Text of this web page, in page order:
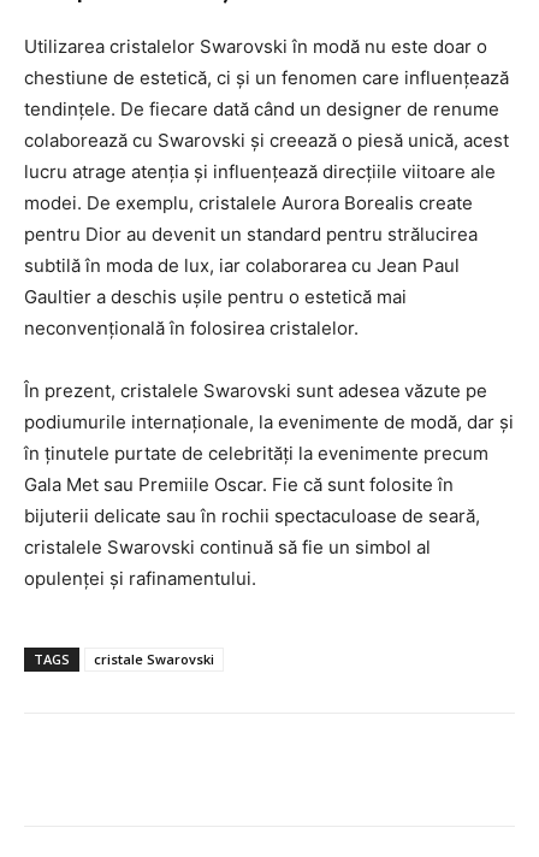
Utilizarea cristalelor Swarovski în modă nu este doar o
chestiune de estetică, ci și un fenomen care influențează
tendințele. De fiecare dată când un designer de renume
colaborează cu Swarovski și creează o piesă unică, acest
lucru atrage atenția și influențează direcțiile viitoare ale
modei. De exemplu, cristalele Aurora Borealis create
pentru Dior au devenit un standard pentru strălucirea
subtilă în moda de lux, iar colaborarea cu Jean Paul
Gaultier a deschis ușile pentru o estetică mai
neconvențională în folosirea cristalelor.
În prezent, cristalele Swarovski sunt adesea văzute pe
podiumurile internaționale, la evenimente de modă, dar și
în ținutele purtate de celebrități la evenimente precum
Gala Met sau Premiile Oscar. Fie că sunt folosite în
bijuterii delicate sau în rochii spectaculoase de seară,
cristalele Swarovski continuă să fie un simbol al
opulenței și rafinamentului.
TAGS cristale Swarovski